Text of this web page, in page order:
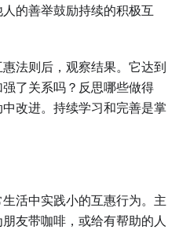
的善举鼓励持续的积极互
惠法则后，观察结果。它达到
了关系吗？反思哪些做得
改进。持续学习和完善是掌
活中实践小的互惠行为。主
友带咖啡，或给有帮助的人